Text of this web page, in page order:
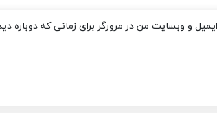
و وبسایت من در مرورگر برای زمانی که